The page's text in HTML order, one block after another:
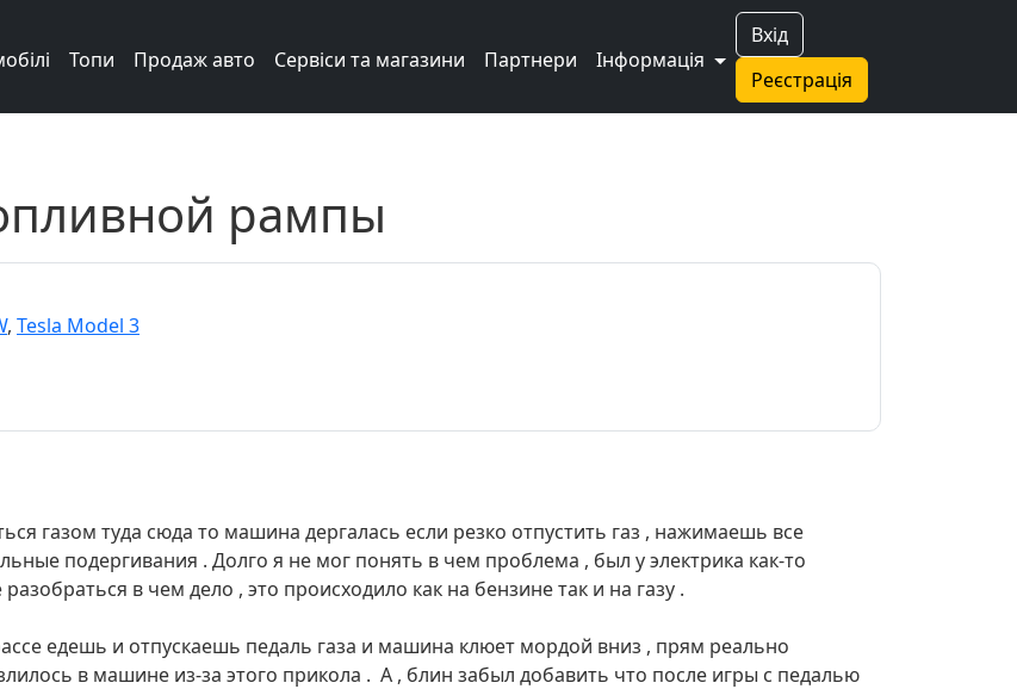
Вхід
Реєстрація
Топи Продаж авто Сервіси та магазини Партнери Інформація
рампы
, Tesla Model 3
газом туда сюда то машина дергалась если резко отпустить газ , нажимаешь все
подергивания . Долго я не мог понять в чем проблема , был у электрика как-то
в чем дело , это происходило как на бензине так и на газу .
едешь и отпускаешь педаль газа и машина клюет мордой вниз , прям реально
в машине из-за этого прикола . А , блин забыл добавить что после игры с педалью